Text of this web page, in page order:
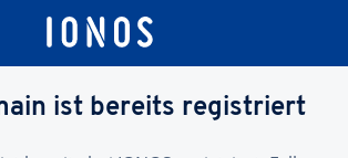
ist bereits registriert